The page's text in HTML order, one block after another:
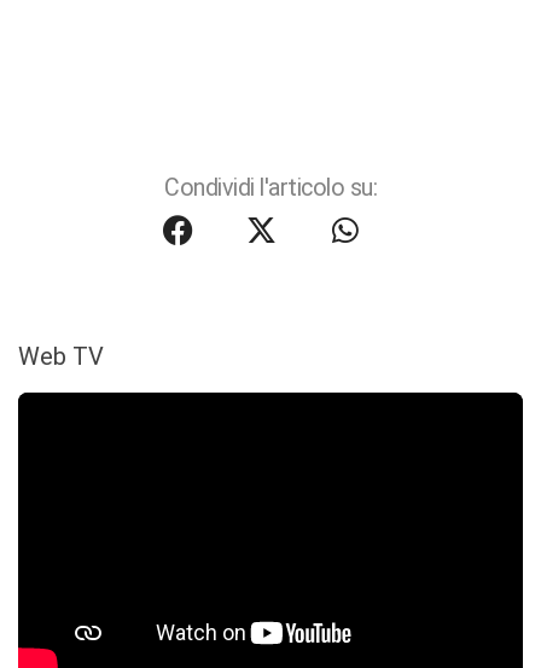
Condividi l'articolo su:
Web TV